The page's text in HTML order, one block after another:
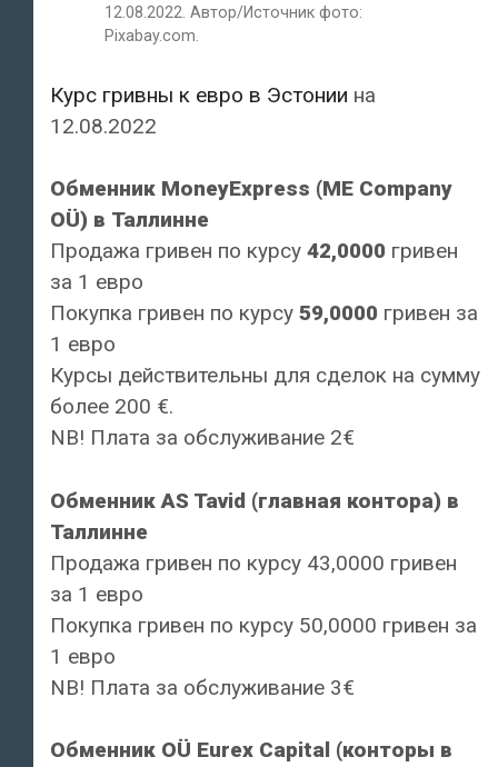
12.08.2022. Автор/Источник фото:
Pixabay.com.
Курс гривны к евро в Эстонии на
12.08.2022
Обменник MoneyExpress (ME Company
OÜ) в Таллинне
Продажа гривен по курсу 42,0000 гривен
за 1 евро
Покупка гривен по курсу 59,0000 гривен за
1 евро
Курсы действительны для сделок на сумму
более 200 €.
NB! Плата за обслуживание 2€
Обменник AS Tavid (главная контора) в
Таллинне
Продажа гривен по курсу 43,0000 гривен
за 1 евро
Покупка гривен по курсу 50,0000 гривен за
1 евро
NB! Плата за обслуживание 3€
Обменник OÜ Eurex Capital (конторы в